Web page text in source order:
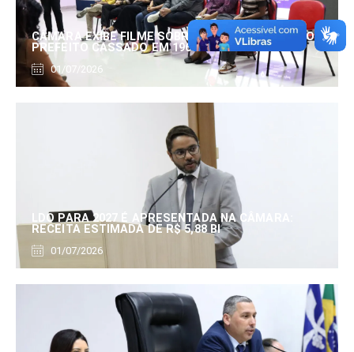
CÂMARA EXIBE FILME SOBRE EDUARDO SERRANO,
PREFEITO CASSADO EM 1960
01/07/2026
LDO PARA 2027 É APRESENTADA NA CÂMARA:
RECEITA ESTIMADA DE R$ 5,88 BI
01/07/2026